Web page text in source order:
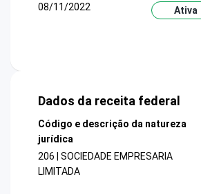
08/11/2022
Ativa
Dados da receita federal
Código e descrição da natureza
jurídica
206 | SOCIEDADE EMPRESARIA
LIMITADA